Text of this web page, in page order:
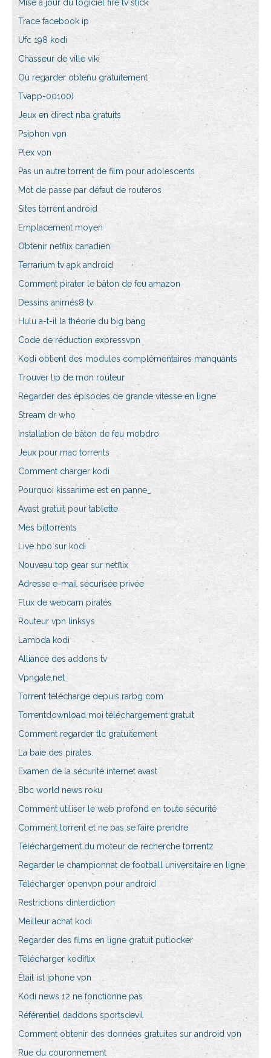
Mise à jour du logiciel fire tv stick
Trace facebook ip
Ufc 198 kodi
Chasseur de ville viki
Où regarder obtenu gratuitement
Tvapp-00100)
Jeux en direct nba gratuits
Psiphon vpn
Plex vpn
Pas un autre torrent de film pour adolescents
Mot de passe par défaut de routeros
Sites torrent android
Emplacement moyen
Obtenir netflix canadien
Terrarium tv apk android
Comment pirater le bâton de feu amazon
Dessins animés8 tv
Hulu a-t-il la théorie du big bang
Code de réduction expressvpn
Kodi obtient des modules complémentaires manquants
Trouver lip de mon routeur
Regarder des épisodes de grande vitesse en ligne
Stream dr who
Installation de bâton de feu mobdro
Jeux pour mac torrents
Comment charger kodi
Pourquoi kissanime est en panne_
Avast gratuit pour tablette
Mes bittorrents
Live hbo sur kodi
Nouveau top gear sur netflix
Adresse e-mail sécurisée privée
Flux de webcam piratés
Routeur vpn linksys
Lambda kodi
Alliance des addons tv
Vpngate.net
Torrent téléchargé depuis rarbg com
Torrentdownload moi téléchargement gratuit
Comment regarder tlc gratuitement
La baie des pirates.
Examen de la sécurité internet avast
Bbc world news roku
Comment utiliser le web profond en toute sécurité
Comment torrent et ne pas se faire prendre
Téléchargement du moteur de recherche torrentz
Regarder le championnat de football universitaire en ligne
Télécharger openvpn pour android
Restrictions dinterdiction
Meilleur achat kodi
Regarder des films en ligne gratuit putlocker
Télécharger kodiflix
Était ist iphone vpn
Kodi news 12 ne fonctionne pas
Référentiel daddons sportsdevil
Comment obtenir des données gratuites sur android vpn
Rue du couronnement